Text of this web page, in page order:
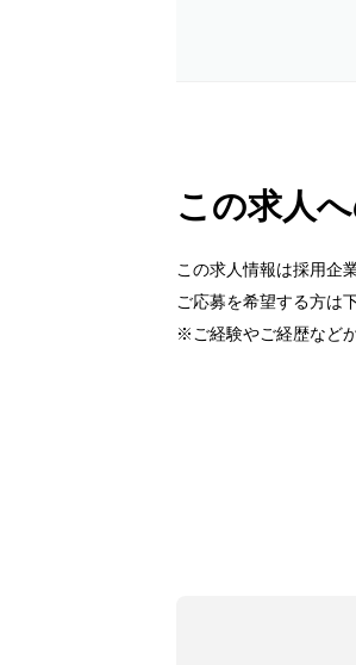
この求人
この求人情報は採用企
ご応募を希望する方は
※ご経験やご経歴など